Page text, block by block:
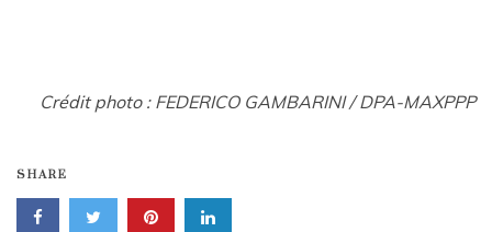
Crédit photo : FEDERICO GAMBARINI / DPA-MAXPPP
SHARE